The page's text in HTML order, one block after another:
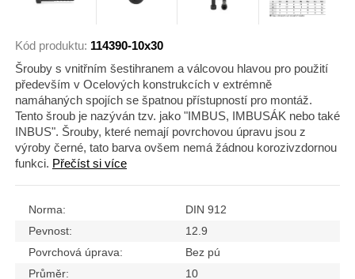
Kód produktu: 114390-10x30
Šrouby s vnitřním šestihranem a válcovou hlavou pro použití
především v Ocelových konstrukcích v extrémně
namáhaných spojích se špatnou přístupností pro montáž.
Tento šroub je nazýván tzv. jako "IMBUS, IMBUSÁK nebo také
INBUS". Šrouby, které nemají povrchovou úpravu jsou z
výroby černé, tato barva ovšem nemá žádnou korozivzdornou
funkci. Přečíst si více
Norma:
DIN 912
Pevnost:
12.9
Povrchová úprava:
Bez pú
Průměr:
10